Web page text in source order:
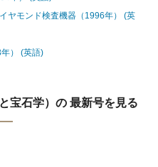
ヤモンド検査機器（1996年） (英
） (英語)
宝石学）の 最新号を見る